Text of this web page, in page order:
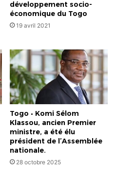
développement socio-
économique du Togo
19 avril 2021
Togo • Komi Sélom
Klassou, ancien Premier
ministre, a été élu
président de l’Assemblée
nationale.
28 octobre 2025